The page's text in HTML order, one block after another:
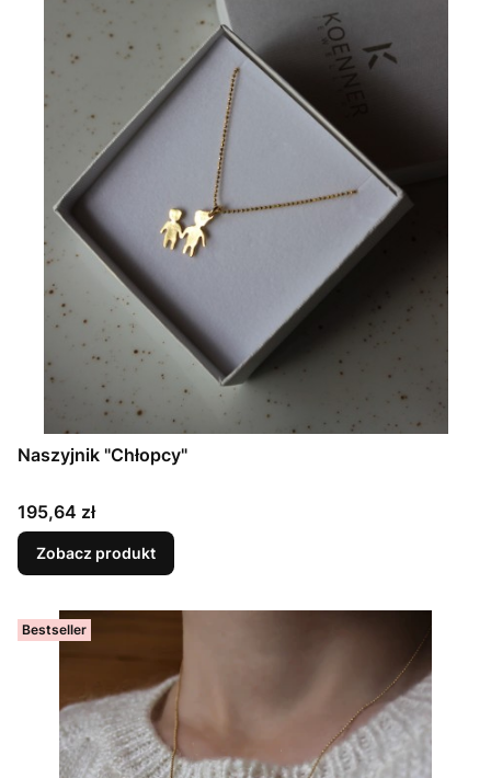
Naszyjnik "Chłopcy"
Cena
195,64 zł
Zobacz produkt
Bestseller